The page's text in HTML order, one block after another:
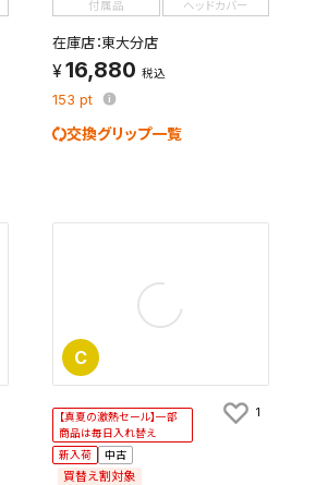
付属品
ヘッドカバー
在庫店：東大分店
16,880 税込
153pt
交換グリップ一覧
C
【真夏の激熱セール】一部
商品は毎日入れ替え
新入荷
中古
買替え割対象
1